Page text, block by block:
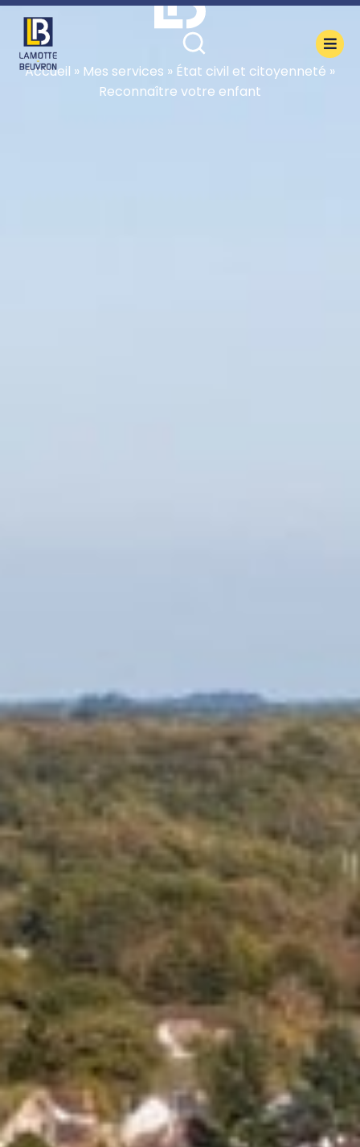
principal
Accueil » Mes services » État civil et citoyenneté »
Reconnaître votre enfant